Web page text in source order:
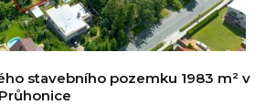
stavebního pozemku 1983 m² v